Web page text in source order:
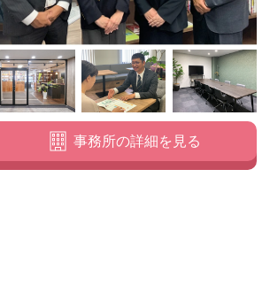
事務所の詳細を見る